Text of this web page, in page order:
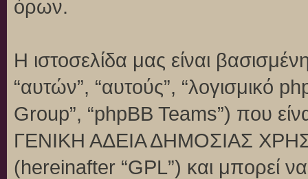
όρων.
Η ιστοσελίδα μας είναι
“αυτών”, “αυτούς”, “λογισμικό
Group”, “phpBB Teams”) που
ΓΕΝΙΚΗ ΑΔΕΙΑ ΔΗΜΟΣΙΑΣ
(hereinafter “GPL”) και μπορεί